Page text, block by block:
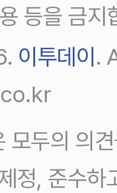
등을 금지
이투데이 .
모두의 의
정, 준수하